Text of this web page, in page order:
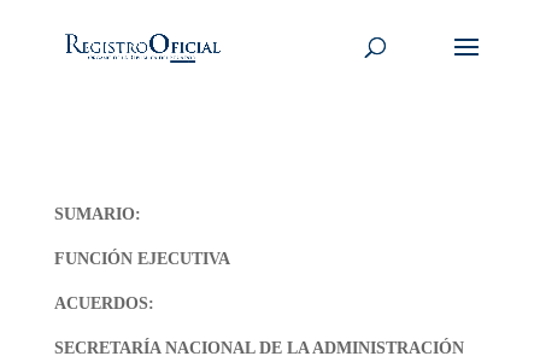
SUMARIO:
FUNCIÓN EJECUTIVA
ACUERDOS:
SECRETARÍA NACIONAL DE LA ADMINISTRACIÓN